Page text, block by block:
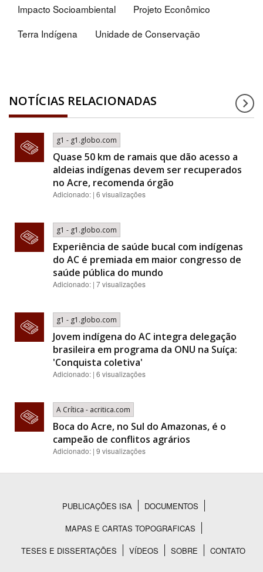
Impacto Socioambiental
Projeto Econômico
Terra Indígena
Unidade de Conservação
NOTÍCIAS RELACIONADAS
g1 - g1.globo.com
Quase 50 km de ramais que dão acesso a
aldeias indígenas devem ser recuperados
no Acre, recomenda órgão
Adicionado: | 6 visualizações
g1 - g1.globo.com
Experiência de saúde bucal com indígenas
do AC é premiada em maior congresso de
saúde pública do mundo
Adicionado: | 7 visualizações
g1 - g1.globo.com
Jovem indígena do AC integra delegação
brasileira em programa da ONU na Suíça:
'Conquista coletiva'
Adicionado: | 6 visualizações
A Crítica - acritica.com
Boca do Acre, no Sul do Amazonas, é o
campeão de conflitos agrários
Adicionado: | 9 visualizações
Rodapé
PUBLICAÇÕES ISA
DOCUMENTOS
MAPAS E CARTAS TOPOGRAFICAS
TESES E DISSERTAÇÕES
VÍDEOS SOBRE CONTATO